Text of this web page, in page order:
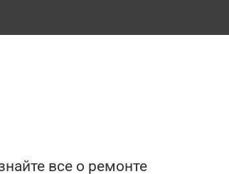
все о ремонте